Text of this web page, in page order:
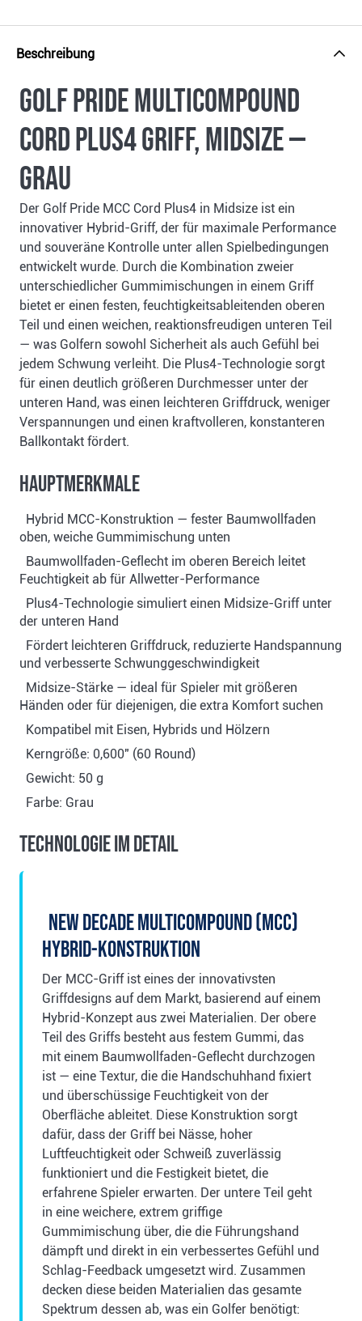
Beschreibung
Golf Pride MultiCompound
Cord Plus4 Griff, Midsize —
Grau
Der Golf Pride MCC Cord Plus4 in Midsize ist ein
innovativer Hybrid-Griff, der für maximale Performance
und souveräne Kontrolle unter allen Spielbedingungen
entwickelt wurde. Durch die Kombination zweier
unterschiedlicher Gummimischungen in einem Griff
bietet er einen festen, feuchtigkeitsableitenden oberen
Teil und einen weichen, reaktionsfreudigen unteren Teil
— was Golfern sowohl Sicherheit als auch Gefühl bei
jedem Schwung verleiht. Die Plus4-Technologie sorgt
für einen deutlich größeren Durchmesser unter der
unteren Hand, was einen leichteren Griffdruck, weniger
Verspannungen und einen kraftvolleren, konstanteren
Ballkontakt fördert.
Hauptmerkmale
Hybrid MCC-Konstruktion — fester Baumwollfaden
oben, weiche Gummimischung unten
Baumwollfaden-Geflecht im oberen Bereich leitet
Feuchtigkeit ab für Allwetter-Performance
Plus4-Technologie simuliert einen Midsize-Griff unter
der unteren Hand
Fördert leichteren Griffdruck, reduzierte Handspannung
und verbesserte Schwunggeschwindigkeit
Midsize-Stärke — ideal für Spieler mit größeren
Händen oder für diejenigen, die extra Komfort suchen
Kompatibel mit Eisen, Hybrids und Hölzern
Kerngröße: 0,600" (60 Round)
Gewicht: 50 g
Farbe: Grau
Technologie im Detail
New Decade MultiCompound (MCC)
Hybrid-Konstruktion
Der MCC-Griff ist eines der innovativsten
Griffdesigns auf dem Markt, basierend auf einem
Hybrid-Konzept aus zwei Materialien. Der obere
Teil des Griffs besteht aus festem Gummi, das
mit einem Baumwollfaden-Geflecht durchzogen
ist — eine Textur, die die Handschuhhand fixiert
und überschüssige Feuchtigkeit von der
Oberfläche ableitet. Diese Konstruktion sorgt
dafür, dass der Griff bei Nässe, hoher
Luftfeuchtigkeit oder Schweiß zuverlässig
funktioniert und die Festigkeit bietet, die
erfahrene Spieler erwarten. Der untere Teil geht
in eine weichere, extrem griffige
Gummimischung über, die die Führungshand
dämpft und direkt in ein verbessertes Gefühl und
Schlag-Feedback umgesetzt wird. Zusammen
decken diese beiden Materialien das gesamte
Spektrum dessen ab, was ein Golfer benötigt: